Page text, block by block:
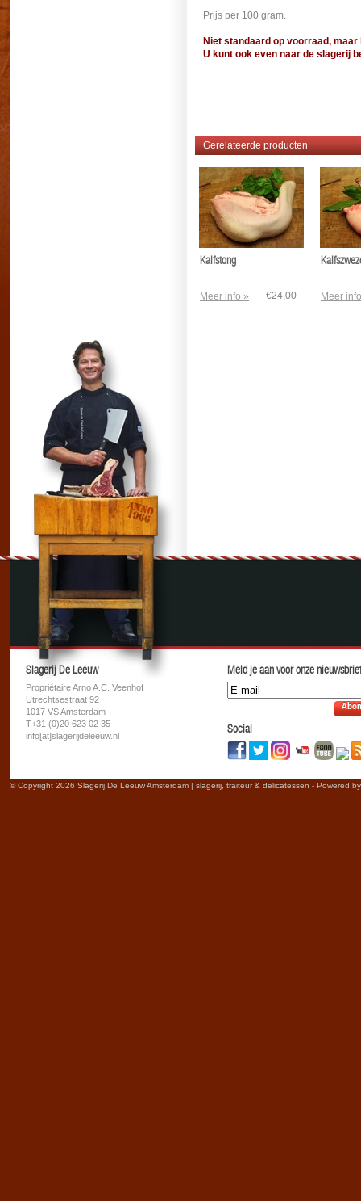
Prijs per 100 gram.
Niet standaard op voorraad,
U kunt ook even naar de slagerij
Gerelateerde producten
Kalfstong
Meer info » €24,00 Meer
Slagerij De Leeuw
Propriétaire Arno A.C. Veenhof
Utrechtsestraat 92
1017 VS Amsterdam
T+31 (0)20 623 02 35
info[at]slagerijdeleeuw.nl
Meld je aan voor onze
Social
© Copyright 2026 Slagerij De Leeuw Amsterdam | slagerij, traiteur & delicatessen - Powered